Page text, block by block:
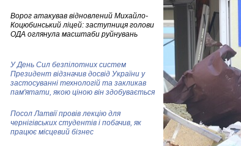
Ворог атакував відновлений Михайло-
Коцюбинський ліцей: заступниця голови
ОДА оглянула масштаби руйнувань
У День Сил безпілотних систем
Президент відзначив досвід України у
застосуванні технологій та закликав
пам'ятати, якою ціною він здобувається
Посол Латвії провів лекцію для
чернігівських студентів і побачив, як
працює місцевий бізнес